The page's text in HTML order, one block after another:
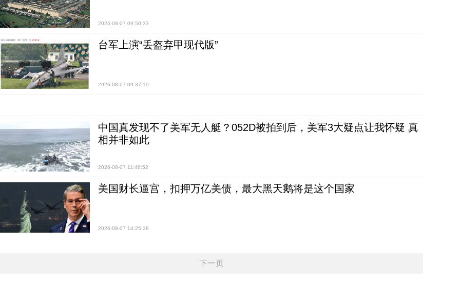
2026-08-07 09:50:33
台军上演“丢盔弃甲现代版”
2026-08-07 09:37:10
中国真发现不了美军无人艇？052D被拍到后，美军3大疑点让我怀疑 真
相并非如此
2026-08-07 11:46:52
美国财长逼宫，扣押万亿美债，最大黑天鹅将是这个国家
2026-08-07 14:25:38
下一页